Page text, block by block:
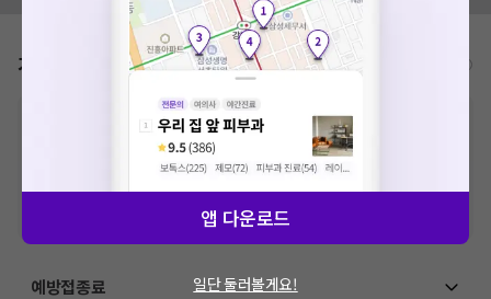
가격표 비급여/급여 진료란?
비급여 항목의 경우,추가비용 등으로 실제 가격과 상이할 수 있으니, 정확
한 가격은 해당 의료기관에 직접 문의해주세요.
건강보험심사평가원
에 고지되어 있는 급여 진료 기준 가
격입니다. (진료와 연관된 복합적인 비용이 추가되어, 병원마다 금액이 다르게
산정될 수 있는 점 참고 바랍니다.)
VAT 포함
예방접종료
앱 다운로드
일단 둘러볼게요!